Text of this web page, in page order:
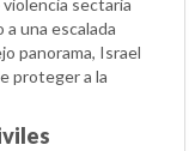
sectaria
una escalada
panorama, Israel
proteger a la